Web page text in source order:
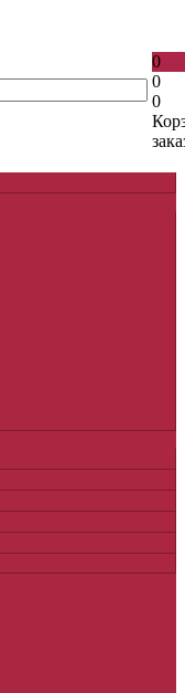
0
0
0